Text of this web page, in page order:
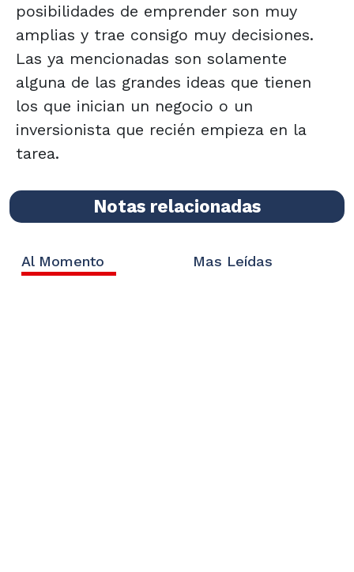
posibilidades de emprender son muy
amplias y trae consigo muy decisiones.
Las ya mencionadas son solamente
alguna de las grandes ideas que tienen
los que inician un negocio o un
inversionista que recién empieza en la
tarea.
Notas relacionadas
Al Momento Mas Leídas